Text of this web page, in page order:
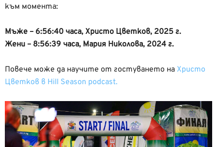
към момента:
Мъже – 6:56:40 часа, Христо Цветков, 2025 г.
Жени – 8:56:39 часа, Мария Николова, 2024 г.
Повече може да научите от гостуването на Христо
Цветков в Hill Season podсast.